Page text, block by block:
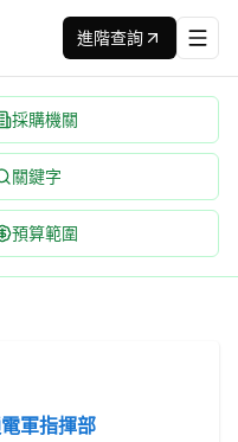
進階查詢
採購機關
關鍵字
預算範圍
案號：HK15151P051 | 公
招標方式：公開招標 |
軍指揮部